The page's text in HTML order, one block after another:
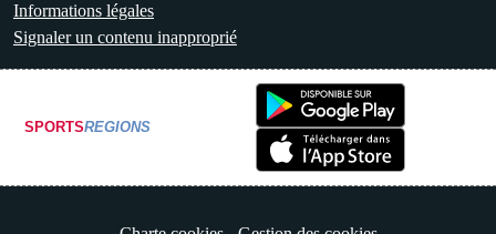
Informations légales
Signaler un contenu inapproprié
SPORTSREGIONS